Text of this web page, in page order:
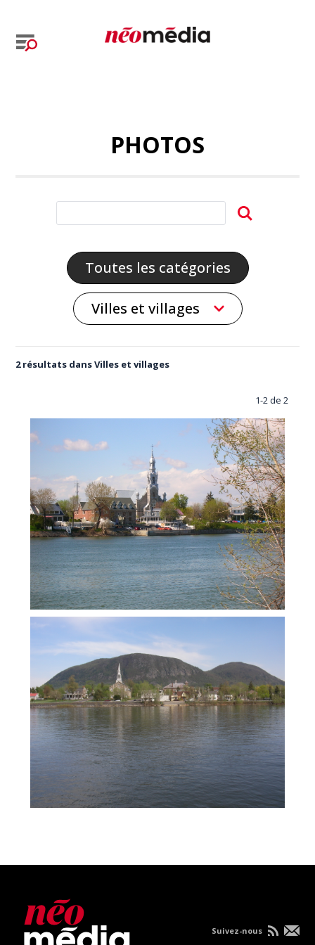
PHOTOS
Toutes les catégories
Villes et villages
2 résultats dans Villes et villages
1-2 de 2
Suivez-nous